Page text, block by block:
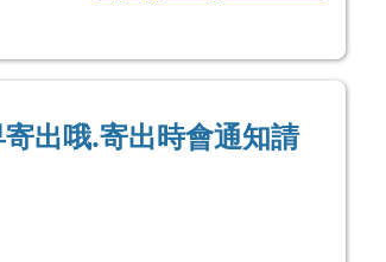
出哦.寄出時會通知請